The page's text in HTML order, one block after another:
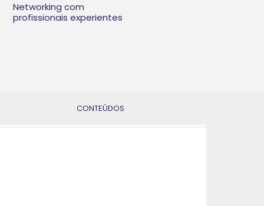
Networking com
profissionais experientes
CONTEÚDOS